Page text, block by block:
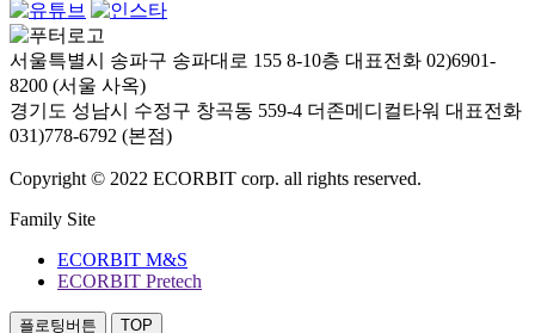
서울특별시 송파구 송파대로 155 8-10층 대표전화 02)6901-
8200 (서울 사옥)
경기도 성남시 수정구 창곡동 559-4 더존메디컬타워 대표전화
031)778-6792 (본점)
Copyright © 2022 ECORBIT corp. all rights reserved.
Family Site
ECORBIT M&S
ECORBIT Pretech
플로팅버튼 TOP